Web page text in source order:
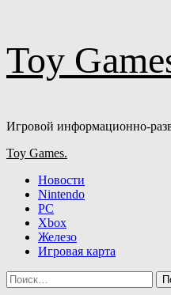
к
содержимому
Toy
Игровой информационно-
Основное
Toy Games.
Новости
Nintendo
PC
Xbox
Железо
Игровая карта
Найти: